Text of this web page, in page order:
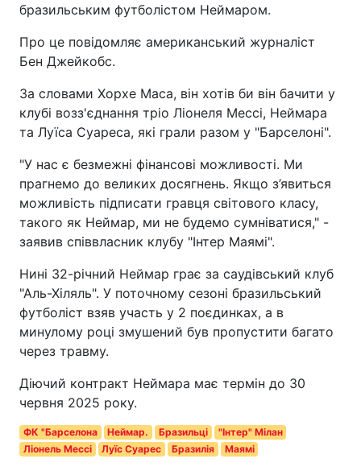
бразильським футболістом Неймаром.
Про це повідомляє американський журналіст
Бен Джейкобс.
За словами Хорхе Маса, він хотів би він бачити у
клубі возз'єднання тріо Ліонеля Мессі, Неймара
та Луїса Суареса, які грали разом у "Барселоні".
"У нас є безмежні фінансові можливості. Ми
прагнемо до великих досягнень. Якщо з’явиться
можливість підписати гравця світового класу,
такого як Неймар, ми не будемо сумніватися," -
заявив співвласник клубу "Інтер Маямі".
Нині 32-річний Неймар грає за саудівський клуб
"Аль-Хіляль". У поточному сезоні бразильський
футболіст взяв участь у 2 поєдинках, а в
минулому році змушений був пропустити багато
через травму.
Діючий контракт Неймара має термін до 30
червня 2025 року.
ФК "Барселона Неймар. Бразильці
"Інтер" Мілан
Ліонель Мессі
Луїс Суарес Бразилія Маямі